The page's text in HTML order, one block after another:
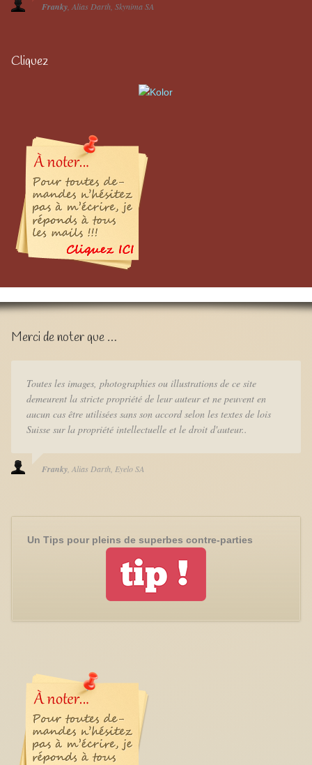
Franky Alias Darth Skynima SA
Cliquez
Merci de noter que …
Toutes les images, photographies ou illustrations de ce site
demeurent la stricte propriété de leur auteur et ne peuvent en
aucun cas être utilisées sans son accord selon les textes de lois
Suisse sur la propriété intellectuelle et le droit d'auteur..
Franky Alias Darth Eyelo SA
Un Tips pour pleins de superbes contre-parties